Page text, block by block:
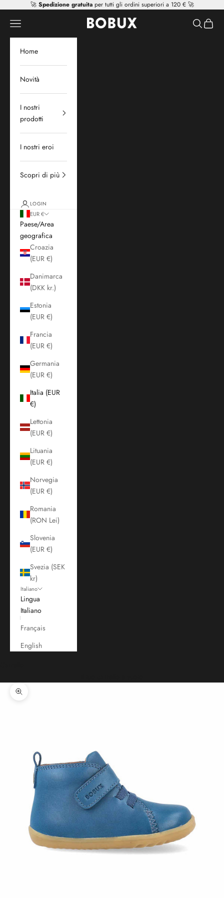
Vai al contenuto
🚀 Spedizione gratuitaper tutti gli ordini superiori a 120 € 🚀
Mr Tiggle - Distributor
Apri il menu di navigazione Mostra il
Home
Novità
I nostri
prodotti
I nostri eroi
Scopri di più
LOGIN
EUR €
Paese/Area
geografica
Croazia
(EUR €)
Danimarca
(DKK kr.)
Estonia
(EUR €)
Francia
(EUR €)
Germania
(EUR €)
Italia (EUR
€)
Lettonia
(EUR €)
Lituania
(EUR €)
Norvegia
(EUR €)
Romania
(RON Lei)
Slovenia
(EUR €)
Svezia (SEK
kr)
Italiano
Lingua
Italiano
Français
English
Ingrandisci immagine